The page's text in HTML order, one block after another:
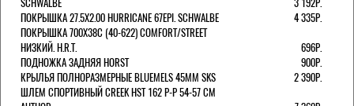
ПОКРЫШКА 27.5X2.00 HURRICANE 67EPI. SCHWALBE
4 335Р.
ПОКРЫШКА 700X38С (40-622) COMFORT/STREET
НИЗКИЙ. H.R.T.
696Р.
ПОДНОЖКА ЗАДНЯЯ HORST
900Р.
КРЫЛЬЯ ПОЛНОРАЗМЕРНЫЕ BLUEMELS 45MM SKS
2 390Р.
ШЛЕМ СПОРТИВНЫЙ CREEK HST 162 Р-Р 54-57 СМ